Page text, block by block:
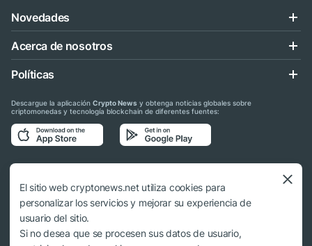
Novedades
Acerca de nosotros
Políticas
Descargue la aplicación Crypto News y obtenga noticias globales sobre
criptomonedas y tecnología blockchain de diferentes fuentes:
Síganos en las redes sociales
© 2018 - 2026 Crypto News. Al usar los materiales no es obligatorio citar a
El sitio web cryptonews.net utiliza cookies para
personalizar los servicios y mejorar su experiencia de
usuario del sitio.
Si no desea que se procesen sus datos de usuario,